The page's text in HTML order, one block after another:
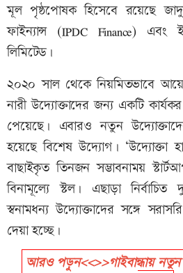
মূল পৃষ্ঠপোষক হিসেবে রয়েছে
ফাইন্যান্স (IPDC Finance) এবং
লিমিটেড।
২০২০ সাল থেকে নিয়মিতভাবে
নারী উদ্যোক্তাদের জন্য একটি কার্যকর
পেয়েছে। এবারও নতুন
হয়েছে বিশেষ উদ্যোগ। ‘উদ্যোক্তা
বাছাইকৃত তিনজন সম্ভাবনাময়
বিনামূল্যে স্টল। এছাড়া নির্বাচিত
স্বনামধন্য উদ্যোক্তাদের সঙ্গে
দেয়া হচ্ছে।
আরও পড়ুন<<>>গাইবান্ধায় নতুন